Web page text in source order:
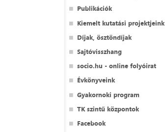
Publikációk
Kiemelt kutatási projektjeink
Díjak, ösztöndíjak
Sajtóvisszhang
socio.hu - online folyóirat
Évkönyveink
Gyakornoki program
TK szintű központok
Facebook